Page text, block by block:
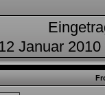
Januar 2010